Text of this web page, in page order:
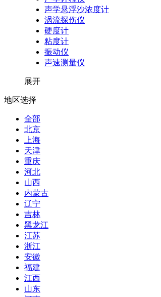
声学悬浮沙浓度计
涡流探伤仪
硬度计
粘度计
振动仪
声速测量仪
展开
地区选择
全部
北京
上海
天津
重庆
河北
山西
内蒙古
辽宁
吉林
黑龙江
江苏
浙江
安徽
福建
江西
山东